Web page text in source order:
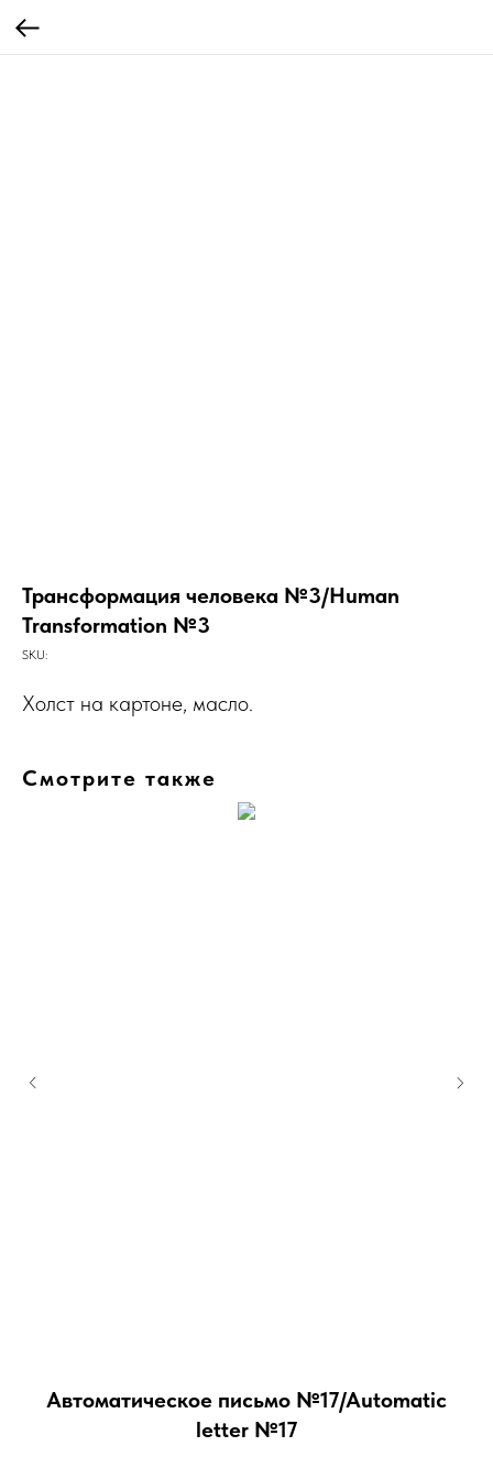
Трансформация человека №3/Human
Transformation №3
SKU:
Холст на картоне, масло.
Смотрите также
Автоматическое письмо №17/Automatic
letter №17